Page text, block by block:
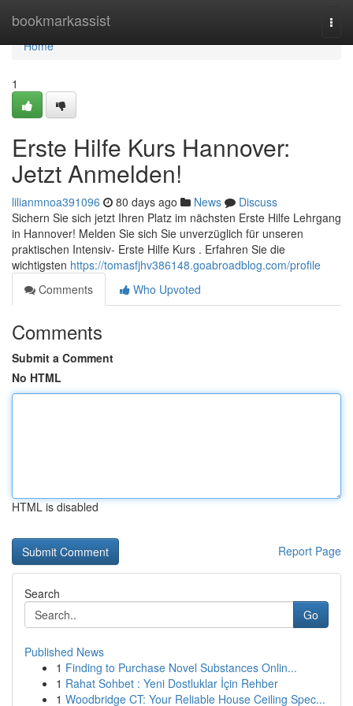
bookmarkassist
Home
Home
1
Erste Hilfe Kurs Hannover:
Jetzt Anmelden!
lilianmnoa391096 80 days ago News
Discuss
Sichern Sie sich jetzt Ihren Platz im nächsten Erste Hilfe Lehrgang
in Hannover! Melden Sie sich Sie unverzüglich für unseren
praktischen Intensiv- Erste Hilfe Kurs . Erfahren Sie die
wichtigsten https://tomasfjhv386148.goabroadblog.com/profile
Comments
Who Upvoted
Comments
Submit a Comment
No HTML
HTML is disabled
Report Page
Search
Go
Published News
1 Finding to Purchase Novel Substances Onlin...
1 Rahat Sohbet : Yeni Dostluklar İçin Rehber
1 Woodbridge CT: Your Reliable House Ceiling Spec...